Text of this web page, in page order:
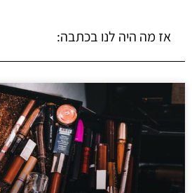
אז מה היה לנו בכתבה: